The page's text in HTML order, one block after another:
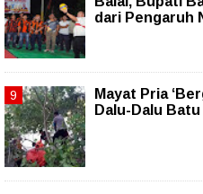
dari Pengaruh
Mayat Pria
Dalu-Dalu